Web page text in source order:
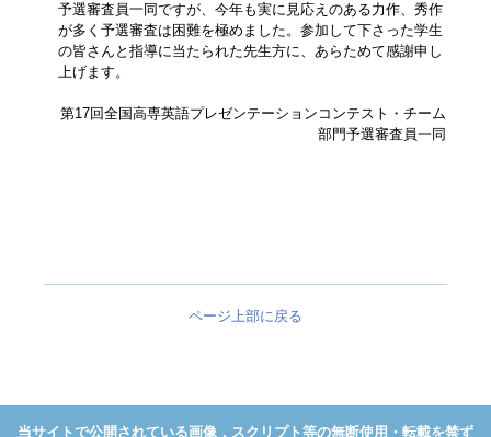
予選審査員一同ですが、今年も実に見応えのある力作、秀作
が多く予選審査は困難を極めました。参加して下さった学生
の皆さんと指導に当たられた先生方に、あらためて感謝申し
上げます。
第17回全国高専英語プレゼンテーションコンテスト・チーム
部門予選審査員一同
ページ上部に戻る
当サイトで公開されている画像，スクリプト等の無断使用・転載を禁ず